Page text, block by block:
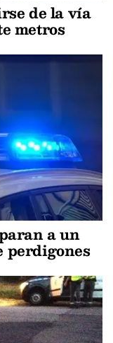
de la vía
metros
a un
perdigones